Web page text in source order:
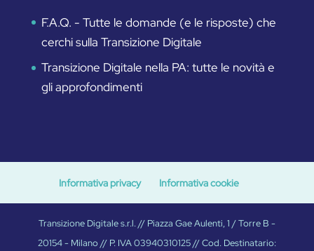
F.A.Q. - Tutte le domande (e le risposte) che
cerchi sulla Transizione Digitale
Transizione Digitale nella PA: tutte le novità e
gli approfondimenti
Informativa privacy Informativa cookie
Transizione Digitale s.r.l. // Piazza Gae Aulenti, 1 / Torre B -
20154 - Milano // P. IVA 03940310125 // Cod. Destinatario: